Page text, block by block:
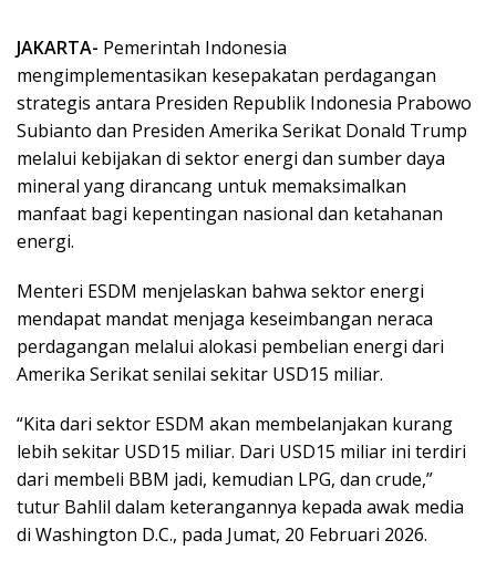
JAKARTA- Pemerintah Indonesia
mengimplementasikan kesepakatan perdagangan
strategis antara Presiden Republik Indonesia Prabowo
Subianto dan Presiden Amerika Serikat Donald Trump
melalui kebijakan di sektor energi dan sumber daya
mineral yang dirancang untuk memaksimalkan
manfaat bagi kepentingan nasional dan ketahanan
energi.
Menteri ESDM menjelaskan bahwa sektor energi
mendapat mandat menjaga keseimbangan neraca
perdagangan melalui alokasi pembelian energi dari
Amerika Serikat senilai sekitar USD15 miliar.
“Kita dari sektor ESDM akan membelanjakan kurang
lebih sekitar USD15 miliar. Dari USD15 miliar ini terdiri
dari membeli BBM jadi, kemudian LPG, dan crude,”
tutur Bahlil dalam keterangannya kepada awak media
di Washington D.C., pada Jumat, 20 Februari 2026.